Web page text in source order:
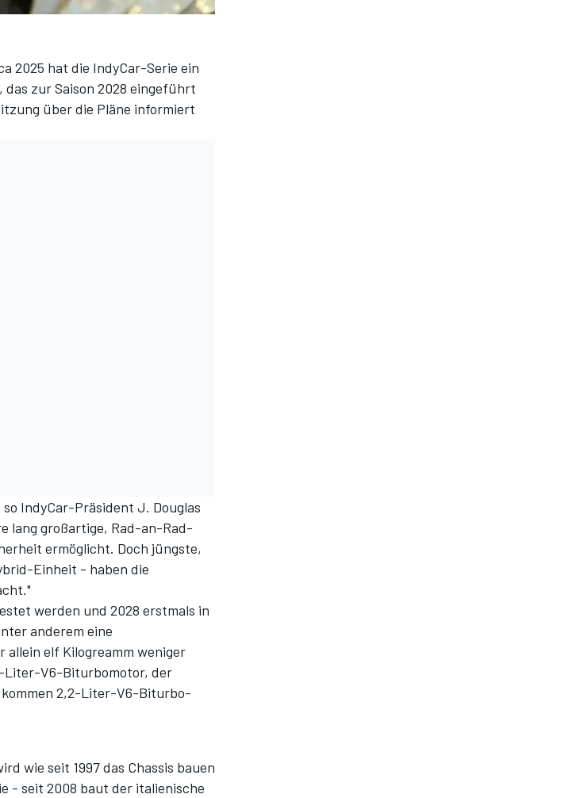
2025 hat die IndyCar-Serie ein
zur Saison 2028 eingeführt
über die Pläne informiert
IndyCar-Präsident J. Douglas
lang großartige, Rad-an-Rad-
ermöglicht. Doch jüngste,
Einheit - haben die
werden und 2028 erstmals in
anderem eine
elf Kilogreamm weniger
Liter-V6-Biturbomotor, der
2,2-Liter-V6-Biturbo-
wie seit 1997 das Chassis bauen
- seit 2008 baut der italienische